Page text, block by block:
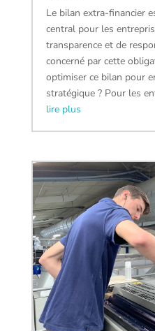
Le bilan extra-financier
central pour les
transparence et de
concerné par cette
optimiser ce bilan pour
stratégique ? Pour les
lire plus